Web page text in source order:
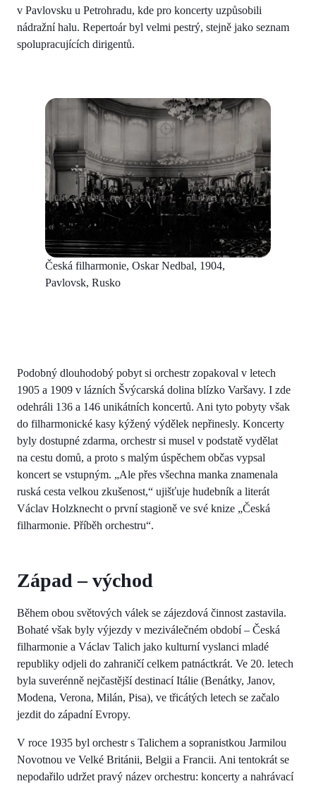
v Pavlovsku u Petrohradu, kde pro koncerty uzpůsobili
nádražní halu. Repertoár byl velmi pestrý, stejně jako seznam
spolupracujících dirigentů.
Česká filharmonie, Oskar Nedbal, 1904,
Pavlovsk, Rusko
Podobný dlouhodobý pobyt si orchestr zopakoval v letech
1905 a 1909 v lázních Švýcarská dolina blízko Varšavy. I zde
odehráli 136 a 146 unikátních koncertů. Ani tyto pobyty však
do filharmonické kasy kýžený výdělek nepřinesly. Koncerty
byly dostupné zdarma, orchestr si musel v podstatě vydělat
na cestu domů, a proto s malým úspěchem občas vypsal
koncert se vstupným. „Ale přes všechna manka znamenala
ruská cesta velkou zkušenost,“ ujišťuje hudebník a literát
Václav Holzknecht o první stagioně ve své knize „Česká
filharmonie. Příběh orchestru“.
Západ – východ
Během obou světových válek se zájezdová činnost zastavila.
Bohaté však byly výjezdy v meziválečném období – Česká
filharmonie a Václav Talich jako kulturní vyslanci mladé
republiky odjeli do zahraničí celkem patnáctkrát. Ve 20. letech
byla suverénně nejčastější destinací Itálie (Benátky, Janov,
Modena, Verona, Milán, Pisa), ve třicátých letech se začalo
jezdit do západní Evropy.
V roce 1935 byl orchestr s Talichem a sopranistkou Jarmilou
Novotnou ve Velké Británii, Belgii a Francii. Ani tentokrát se
nepodařilo udržet pravý název orchestru: koncerty a nahrávací